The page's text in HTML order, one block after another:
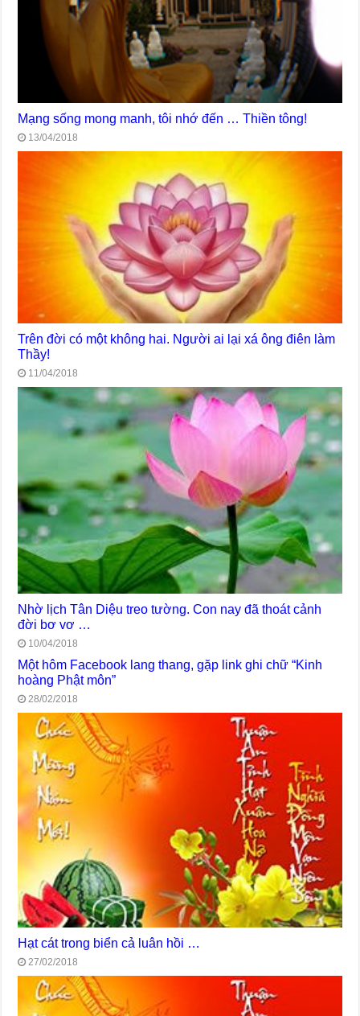
Mạng sống mong manh, tôi nhớ đến … Thiền tông!
13/04/2018
Trên đời có một không hai. Người ai lại xá ông điên làm
Thầy!
11/04/2018
Nhờ lịch Tân Diệu treo tường. Con nay đã thoát cảnh
đời bơ vơ …
10/04/2018
Một hôm Facebook lang thang, gặp link ghi chữ “Kinh
hoàng Phật môn”
28/02/2018
Hạt cát trong biển cả luân hồi …
27/02/2018